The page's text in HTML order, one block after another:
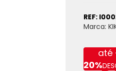
REF:
Marca:
até
20%